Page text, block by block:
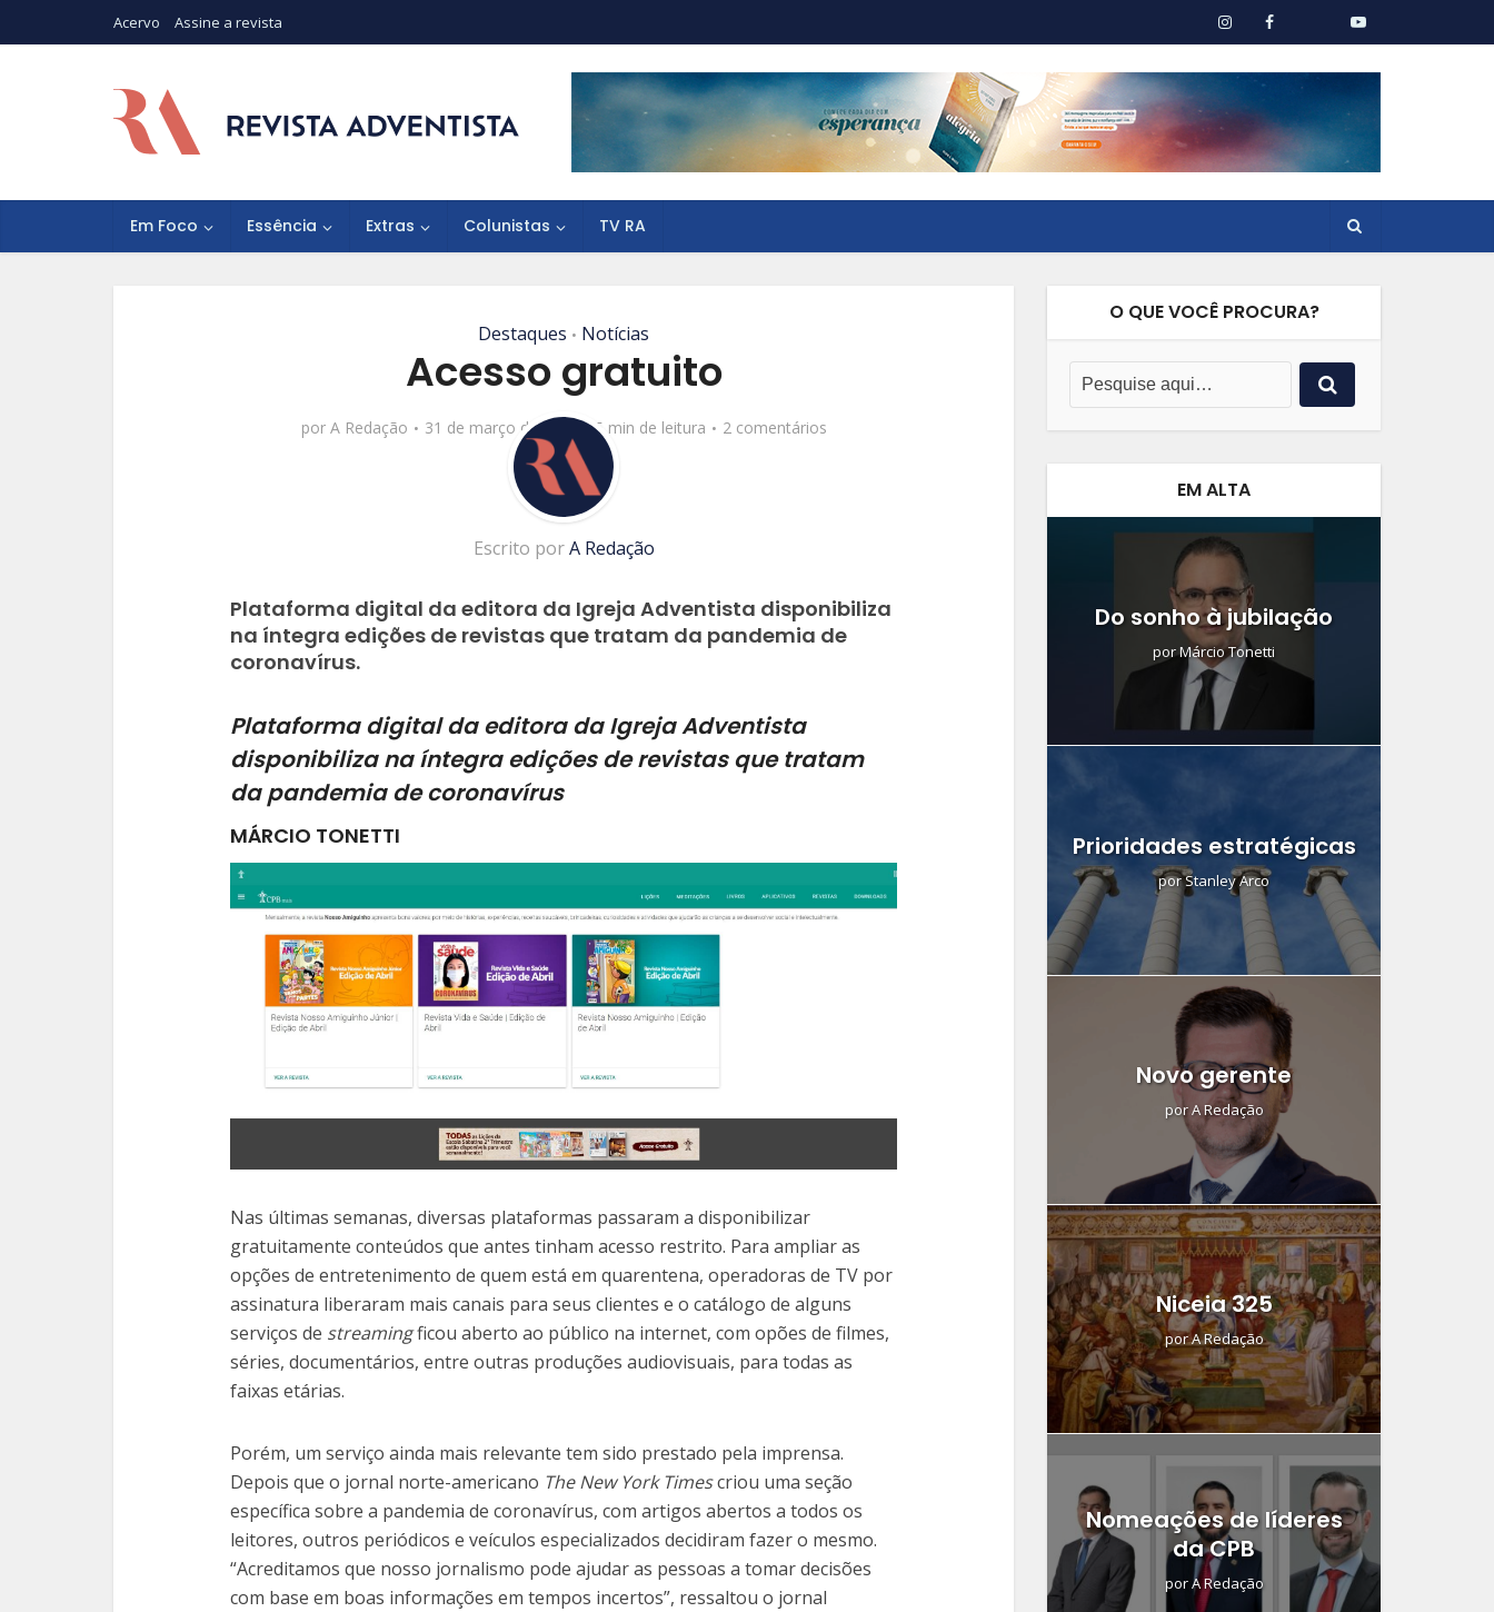
Acervo Assine a revista
Em Foco Essência Extras Colunistas TV RA
Destaques • Notícias
Acesso gratuito
por A Redação 31 de março de 2020 5 min de leitura 2 comentários
Escrito porA Redação
Plataforma digital da editora da Igreja Adventista disponibiliza
na íntegra edições de revistas que tratam da pandemia de
coronavírus.
Plataforma digital da editora da Igreja Adventista
disponibiliza na íntegra edições de revistas que tratam
da pandemia de coronavírus
MÁRCIO TONETTI
Nas últimas semanas, diversas plataformas passaram a disponibilizar
gratuitamente conteúdos que antes tinham acesso restrito. Para ampliar as
opções de entretenimento de quem está em quarentena, operadoras de TV por
assinatura liberaram mais canais para seus clientes e o catálogo de alguns
serviços de streamingficou aberto ao público na internet, com opões de filmes,
séries, documentários, entre outras produções audiovisuais, para todas as
faixas etárias.
Porém, um serviço ainda mais relevante tem sido prestado pela imprensa.
Depois que o jornal norte-americano The New York Timescriou uma seção
específica sobre a pandemia de coronavírus, com artigos abertos a todos os
leitores, outros periódicos e veículos especializados decidiram fazer o mesmo.
“Acreditamos que nosso jornalismo pode ajudar as pessoas a tomar decisões
com base em boas informações em tempos incertos”, ressaltou o jornal
O QUE VOCÊ PROCURA?
EM ALTA
Do sonho à jubilação
porMárcio Tonetti
Prioridades estratégicas
porStanley Arco
Novo gerente
porA Redação
Niceia 325
porA Redação
Nomeações de líderes
da CPB
porA Redação